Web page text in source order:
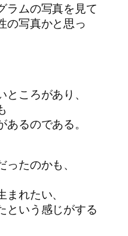
ラムの写真を見て
の写真かと思っ
ころがあり、
るのである。
たのかも、
れたい、
という感じがする